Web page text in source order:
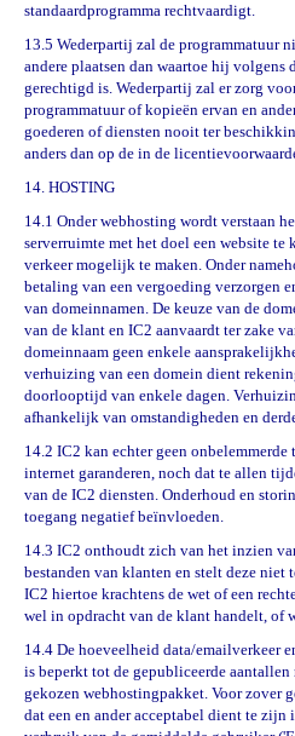
standaardprogramma rechtvaardigt.
13.5 Wederpartij zal de programmatuur
andere plaatsen dan waartoe hij
gerechtigd is. Wederpartij zal er zorg
programmatuur of kopieën ervan en
goederen of diensten nooit ter
anders dan op de in de
14. HOSTING
14.1 Onder webhosting wordt verstaan
serverruimte met het doel een website
verkeer mogelijk te maken. Onder
betaling van een vergoeding verzorgen
van domeinnamen. De keuze van de
van de klant en IC2 aanvaardt ter zake
domeinnaam geen enkele
verhuizing van een domein dient
doorlooptijd van enkele dagen.
afhankelijk van omstandigheden en
14.2 IC2 kan echter geen
internet garanderen, noch dat te allen
van de IC2 diensten. Onderhoud en
toegang negatief beïnvloeden.
14.3 IC2 onthoudt zich van het inzien
bestanden van klanten en stelt deze
IC2 hiertoe krachtens de wet of een
wel in opdracht van de klant handelt, of
14.4 De hoeveelheid data/emailverkeer
is beperkt tot de gepubliceerde aantallen
gekozen webhostingpakket. Voor zover
dat een en ander acceptabel dient te